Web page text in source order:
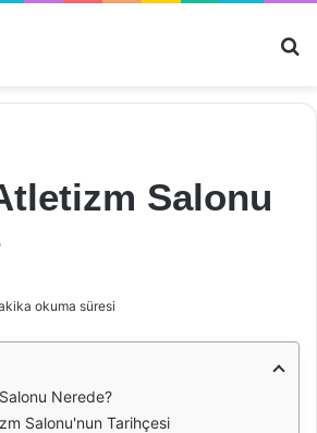
Salonu
okuma süresi
Nerede?
Salonu'nun Tarihçesi